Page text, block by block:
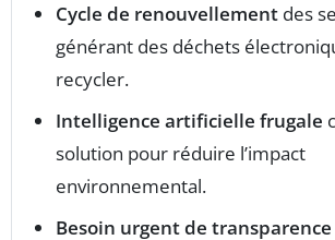
Cycle de renouvellement des
générant des déchets
recycler.
Intelligence artificielle frugale
solution pour réduire l’impact
environnemental.
Besoin urgent de transparence